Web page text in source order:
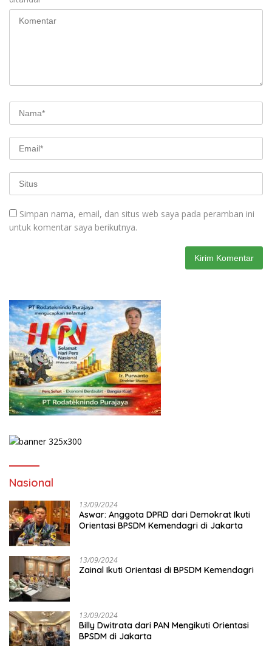
Simpan nama, email, dan situs web saya pada peramban ini
untuk komentar saya berikutnya.
Nasional
13/09/2024
Aswar: Anggota DPRD dari Demokrat Ikuti
Orientasi BPSDM Kemendagri di Jakarta
13/09/2024
Zainal Ikuti Orientasi di BPSDM Kemendagri
13/09/2024
Billy Dwitrata dari PAN Mengikuti Orientasi
BPSDM di Jakarta